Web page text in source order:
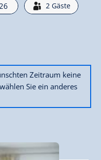
2 Gäste
Zeitraum keine
Sie ein anderes